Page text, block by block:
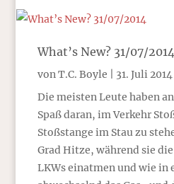
What’s New? 31/07/2014
vonT.C. Boyle 31. Juli 2014
Die meisten Leute haben
Spaß daran, im Verkehr
Stoßstange im Stau zu
Grad Hitze, während sie
LKWs einatmen und wie in